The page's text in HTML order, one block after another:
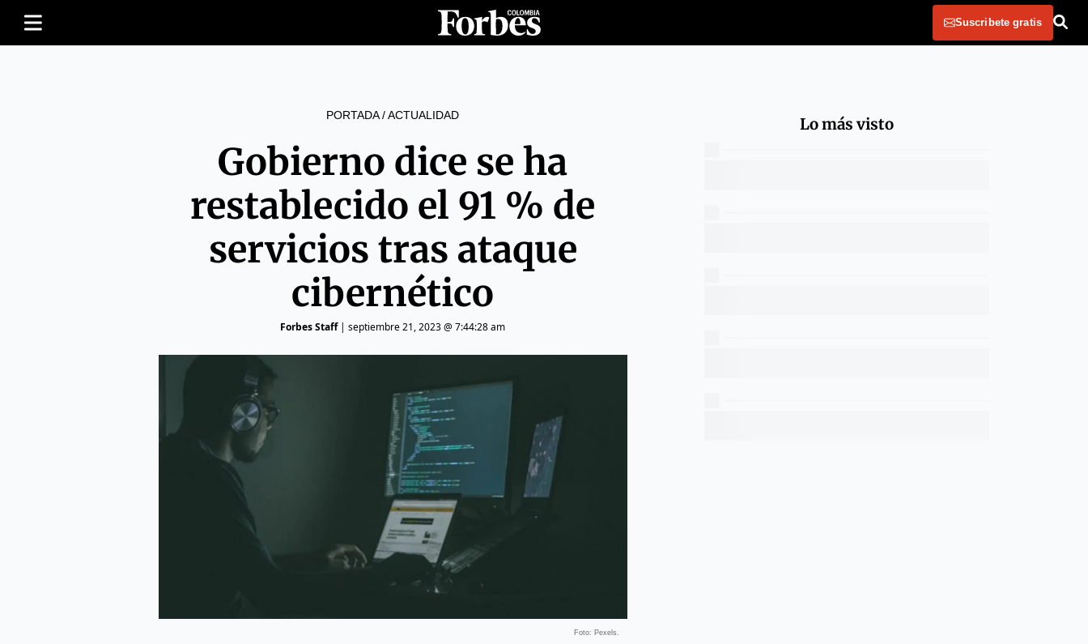
Suscribete gratis
PORTADA/ACTUALIDAD
Gobierno dice se ha
restablecido el 91 % de
servicios tras ataque
cibernético
Forbes Staff| septiembre 21, 2023 @ 7:44:28 am
Foto: Pexels.
Lo más visto